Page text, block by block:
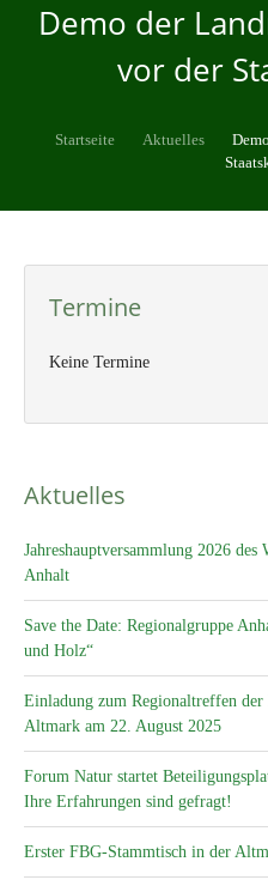
Demo der
vor der
Startseite Aktuelles
Termine
Keine Termine
Aktuelles
Jahreshauptversammlung 2026 des
Anhalt
Save the Date: Regionalgruppe
und Holz“
Einladung zum Regionaltreffen der
Altmark am 22. August 2025
Forum Natur startet
Ihre Erfahrungen sind gefragt!
Erster FBG-Stammtisch in der